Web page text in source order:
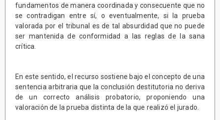
fundamentos de manera coordinada y consecuente que no
se contradigan entre sí, o eventualmente, si la prueba
valorada por el tribunal es de tal absurdidad que no puede
ser mantenida de conformidad a las reglas de la sana
crítica.
En este sentido, el recurso sostiene bajo el concepto de una
sentencia arbitraria que la conclusión destitutoria no deriva
de un correcto análisis probatorio, proponiendo una
valoración de la prueba distinta de la que realizó el jurado.